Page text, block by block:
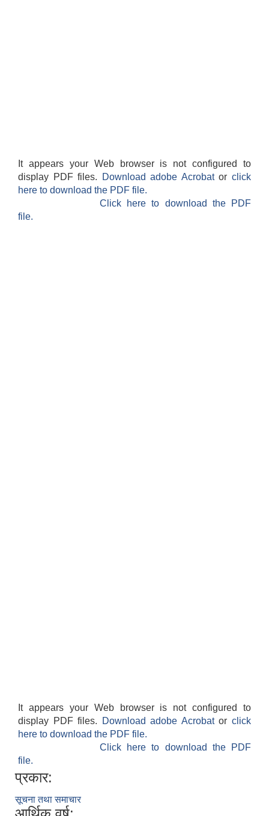
It appears your Web browser is not configured to
display PDF files.
Download adobe Acrobatorclick
here to download the PDF file.
Click here to download the PDF
file.
It appears your Web browser is not configured to
display PDF files.
Download adobe Acrobatorclick
here to download the PDF file.
Click here to download the PDF
file.
प्रकार:
सूचना तथा समाचार